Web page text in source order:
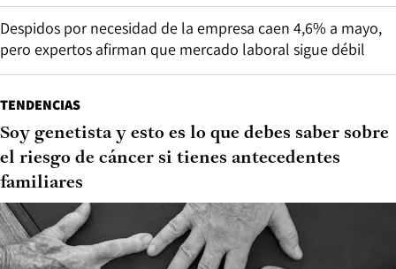
Despidos por necesidad de la empresa caen 4,6% a mayo,
pero expertos afirman que mercado laboral sigue débil
TENDENCIAS
Soy genetista y esto es lo que debes saber sobre
el riesgo de cáncer si tienes antecedentes
familiares